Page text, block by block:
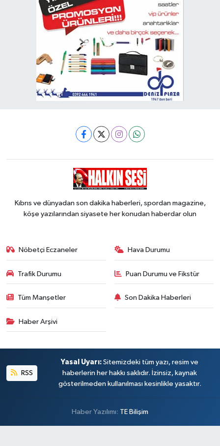
Kıbrıs ve dünyadan son dakika haberleri, spordan magazine,
köşe yazılarından siyasete her konudan haberdar olun
Nöbetçi Eczaneler Hava Durumu
Trafik Durumu Puan Durumu ve Fikstür
Tüm Manşetler Son Dakika Haberleri
Haber Arşivi
RSS
Yasal Uyarı: Sitemizdeki tüm yazı, resim ve
haberlerin her hakkı saklıdır. İzinsiz, kaynak
gösterilmeden kullanılması kesinlikle yasaktır.
Haber Yazılımı: TE Bilişim